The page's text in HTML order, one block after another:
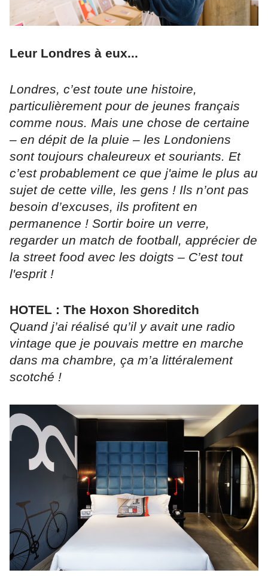
Leur Londres à eux...
Londres, c’est toute une histoire,
particulièrement pour de jeunes français
comme nous. Mais une chose de certaine
– en dépit de la pluie – les Londoniens
sont toujours chaleureux et souriants. Et
c’est probablement ce que j'aime le plus au
sujet de cette ville, les gens ! Ils n’ont pas
besoin d’excuses, ils profitent en
permanence ! Sortir boire un verre,
regarder un match de football, apprécier de
la street food avec les doigts – C’est tout
l'esprit !
HOTEL : The Hoxon Shoreditch
Quand j’ai réalisé qu’il y avait une radio
vintage que je pouvais mettre en marche
dans ma chambre, ça m’a littéralement
scotché !